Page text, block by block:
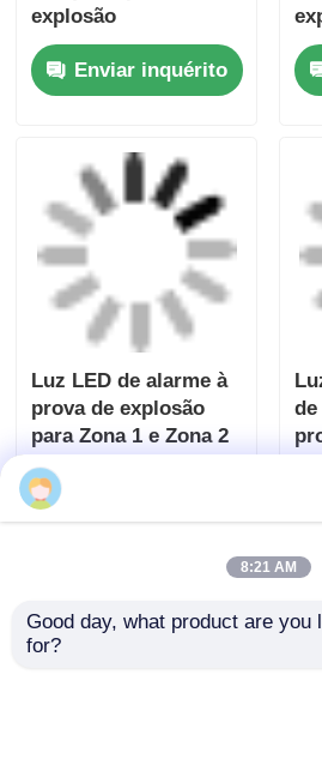
Luz de obstrução de
aviação à prova de
explosão
Enviar inquérito
prova de explosão
para Zona 1 e Zona 2
de
8:21 AM
Good day, what product are you
for?